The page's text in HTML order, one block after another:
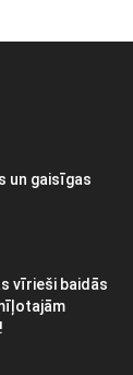
un gaisīgas
vīrieši baidās